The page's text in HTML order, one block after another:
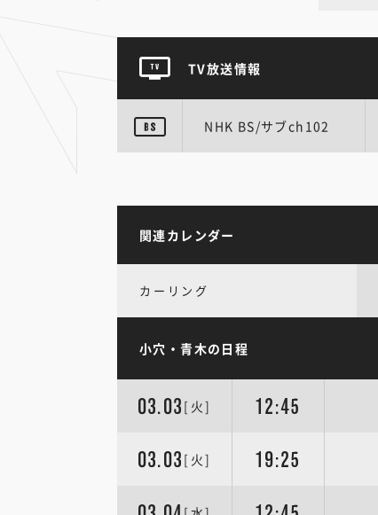
TV放送情報
NHK BS/サブch102
関連カレンダー
カーリング
小穴・青木の日程
03.03 [火] 12:45
03.03 [火] 19:25